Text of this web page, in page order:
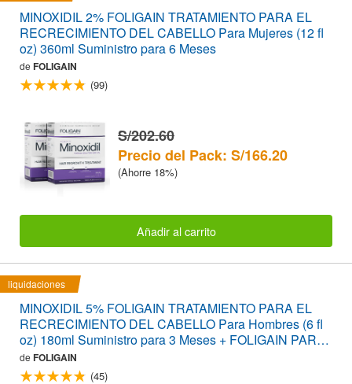
MINOXIDIL 2% FOLIGAIN TRATAMIENTO PARA EL
RECRECIMIENTO DEL CABELLO Para Mujeres (12 fl
oz) 360ml Suministro para 6 Meses
de FOLIGAIN
(99)
S/202.60
Precio del Pack: S/166.20
(Ahorre 18%)
Añadir al carrito
liquidaciones
MINOXIDIL 5% FOLIGAIN TRATAMIENTO PARA EL
RECRECIMIENTO DEL CABELLO Para Hombres (6 fl
oz) 180ml Suministro para 3 Meses + FOLIGAIN PARA
LA PÉRDIDA DEL CABELLO 120 Cápsulas PACK
AHORRO
de FOLIGAIN
(45)